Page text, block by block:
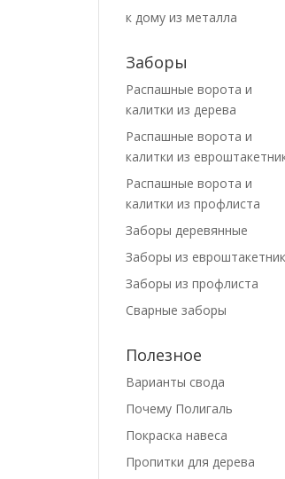
к дому из металла
Заборы
Распашные ворота и
калитки из дерева
Распашные ворота и
калитки из
Распашные ворота и
калитки из профлиста
Заборы деревянные
Заборы из
Заборы из профлиста
Сварные заборы
Полезное
Варианты свода
Почему Полигаль
Покраска навеса
Пропитки для дерева